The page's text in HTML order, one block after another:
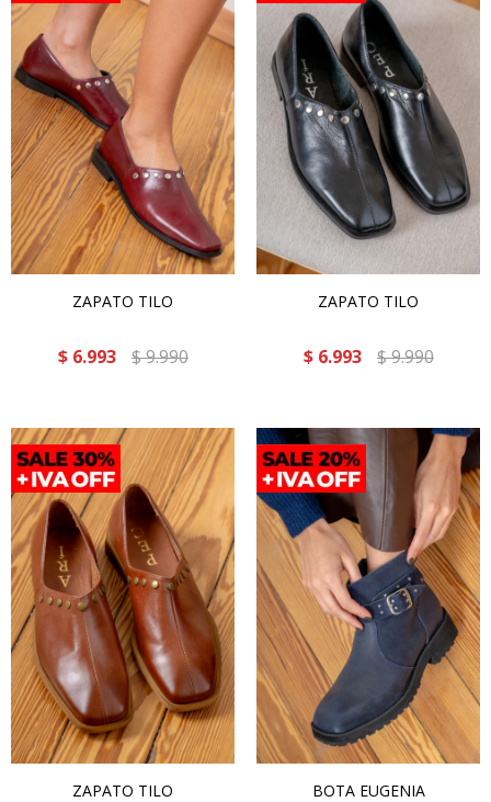
ZAPATO TILO
$ 6.993 $9.990
ZAPATO TILO
$ 6.993 $9.990
ZAPATO TILO BOTA EUGENIA